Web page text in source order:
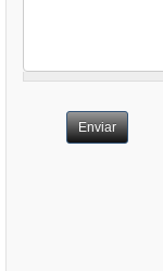
Enviar